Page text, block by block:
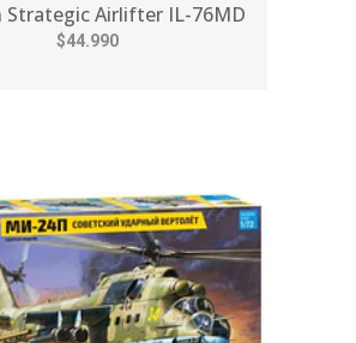
Strategic Airlifter IL-76MD
$44.990